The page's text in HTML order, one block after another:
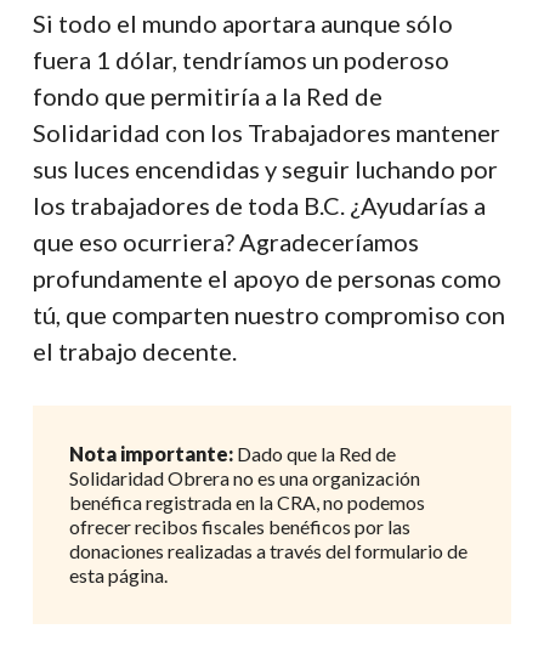
Si todo el mundo aportara aunque sólo
fuera 1 dólar, tendríamos un poderoso
fondo que permitiría a la Red de
Solidaridad con los Trabajadores mantener
sus luces encendidas y seguir luchando por
los trabajadores de toda B.C. ¿Ayudarías a
que eso ocurriera? Agradeceríamos
profundamente el apoyo de personas como
tú, que comparten nuestro compromiso con
el trabajo decente.
Nota importante: Dado que la Red de
Solidaridad Obrera no es una organización
benéfica registrada en la CRA, no podemos
ofrecer recibos fiscales benéficos por las
donaciones realizadas a través del formulario de
esta página.